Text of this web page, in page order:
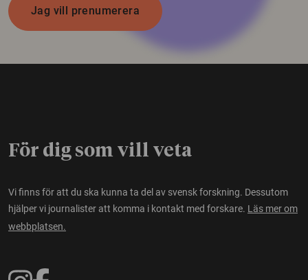
Jag vill prenumerera
För dig som vill veta
Vi finns för att du ska kunna ta del av svensk forskning. Dessutom
hjälper vi journalister att komma i kontakt med forskare. Läs mer om
webbplatsen.